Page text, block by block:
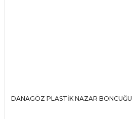
DANAGÖZ PLASTİK NAZAR BONCUĞU